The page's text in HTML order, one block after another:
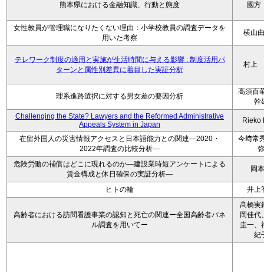
熊本県における金融知識、行動と態度 國
女性教員が管理職になりたくない理由：小学校教員の調査データを
用いた考察
横山
テレワーク制度の適用と実施が生活時間に与える影響 : 制度活用パ
ターンと属性別差異に着目した実証分析
村上
理系進路選択に対する男女差の要因分析
高須百
幹
Challenging the State? Lawyers and the Reformed Administrative
Appeals System in Japan
Rieko
在留外国人の災害情報アクセスと日本語能力との関連―2020・
2022年調査の比較分析―
今﨑常
弥
危険労働の補償はどこに現れるのか―建設業時短アンケートによる
賃金構成と休日確保の実証分析―
岡
ヒトの輪 井上
高齢者における訪問看護事業の認知と死亡の関連ー全国高齢者パネ
ル調査を用いてー
髙橋実
岡佳代
圭一、
紀